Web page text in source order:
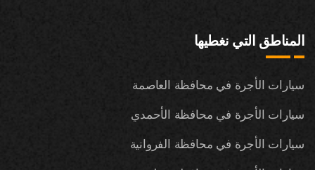
المناطق التي نغطيها
سيارات الأجرة في محافظة العاصمة
سيارات الأجرة في محافظة الأحمدي
سيارات الأجرة في محافظة الفروانية